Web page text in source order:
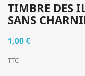
TIMBRE DES
SANS
1,00 €
TTC